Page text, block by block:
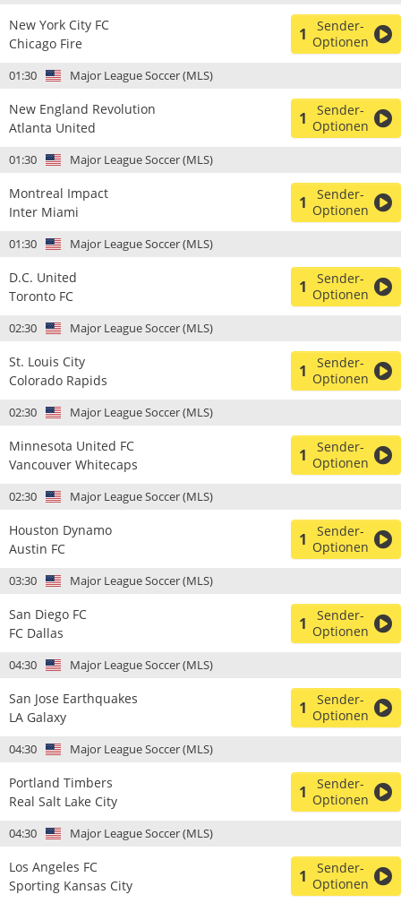
New York City FC
Chicago Fire
1
Sender-
Optionen
01:30 Major League Soccer (MLS)
New England Revolution
Atlanta United
1
Sender-
Optionen
01:30 Major League Soccer (MLS)
Montreal Impact
Inter Miami
1
Sender-
Optionen
01:30 Major League Soccer (MLS)
D.C. United
Toronto FC
1
Sender-
Optionen
02:30 Major League Soccer (MLS)
St. Louis City
Colorado Rapids
1
Sender-
Optionen
02:30 Major League Soccer (MLS)
Minnesota United FC
Vancouver Whitecaps
1
Sender-
Optionen
02:30 Major League Soccer (MLS)
Houston Dynamo
Austin FC
1
Sender-
Optionen
03:30 Major League Soccer (MLS)
San Diego FC
FC Dallas
1
Sender-
Optionen
04:30 Major League Soccer (MLS)
San Jose Earthquakes
LA Galaxy
1
Sender-
Optionen
04:30 Major League Soccer (MLS)
Portland Timbers
Real Salt Lake City
1
Sender-
Optionen
04:30 Major League Soccer (MLS)
Los Angeles FC
Sporting Kansas City
1
Sender-
Optionen